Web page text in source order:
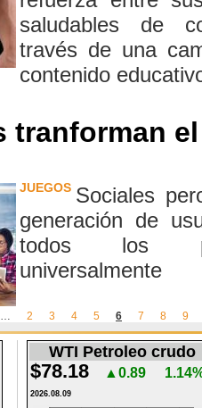
saludables de
través de una
contenido
tranforman
JUEGOS Sociales
generación de
todos los
universalmente
… 2 3 4 5 6 7 8 9
WTI Petroleo crudo
$78.18 ▲0.89
2026.08.09